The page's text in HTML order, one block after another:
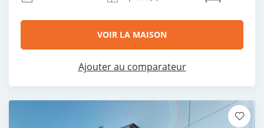
VOIR LA MAISON
Ajouter au comparateur